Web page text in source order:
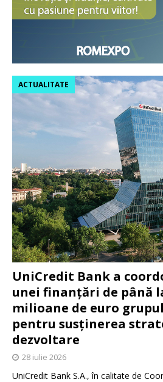
UniCredit Bank a
unei finanțări de până
milioane de euro
pentru susținerea
dezvoltare
ACTUALITATE
28 iulie 2026
UniCredit Bank S.A., în calitate de